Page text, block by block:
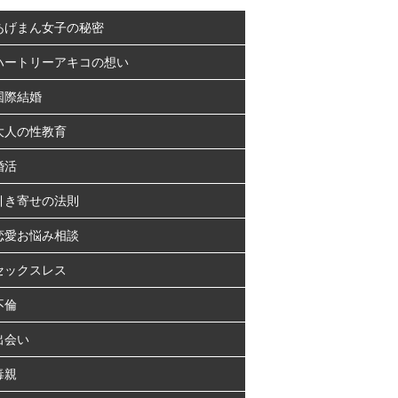
げまん女子の秘密
ートリーアキコの想い
際結婚
人の性教育
活
き寄せの法則
愛お悩み相談
ックスレス
倫
会い
親